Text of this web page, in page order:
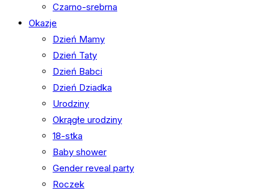
Czarno-srebrna
Okazje
Dzień Mamy
Dzień Taty
Dzień Babci
Dzień Dziadka
Urodziny
Okrągłe urodziny
18-stka
Baby shower
Gender reveal party
Roczek